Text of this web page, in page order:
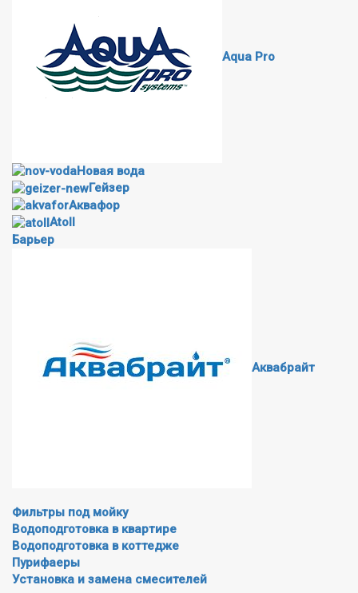
Aqua Pro
Новая вода
Гейзер
Аквафор
Atoll
Барьер
Аквабрайт
Фильтры под мойку
Водоподготовка в квартире
Водоподготовка в коттедже
Пурифаеры
Установка и замена смесителей